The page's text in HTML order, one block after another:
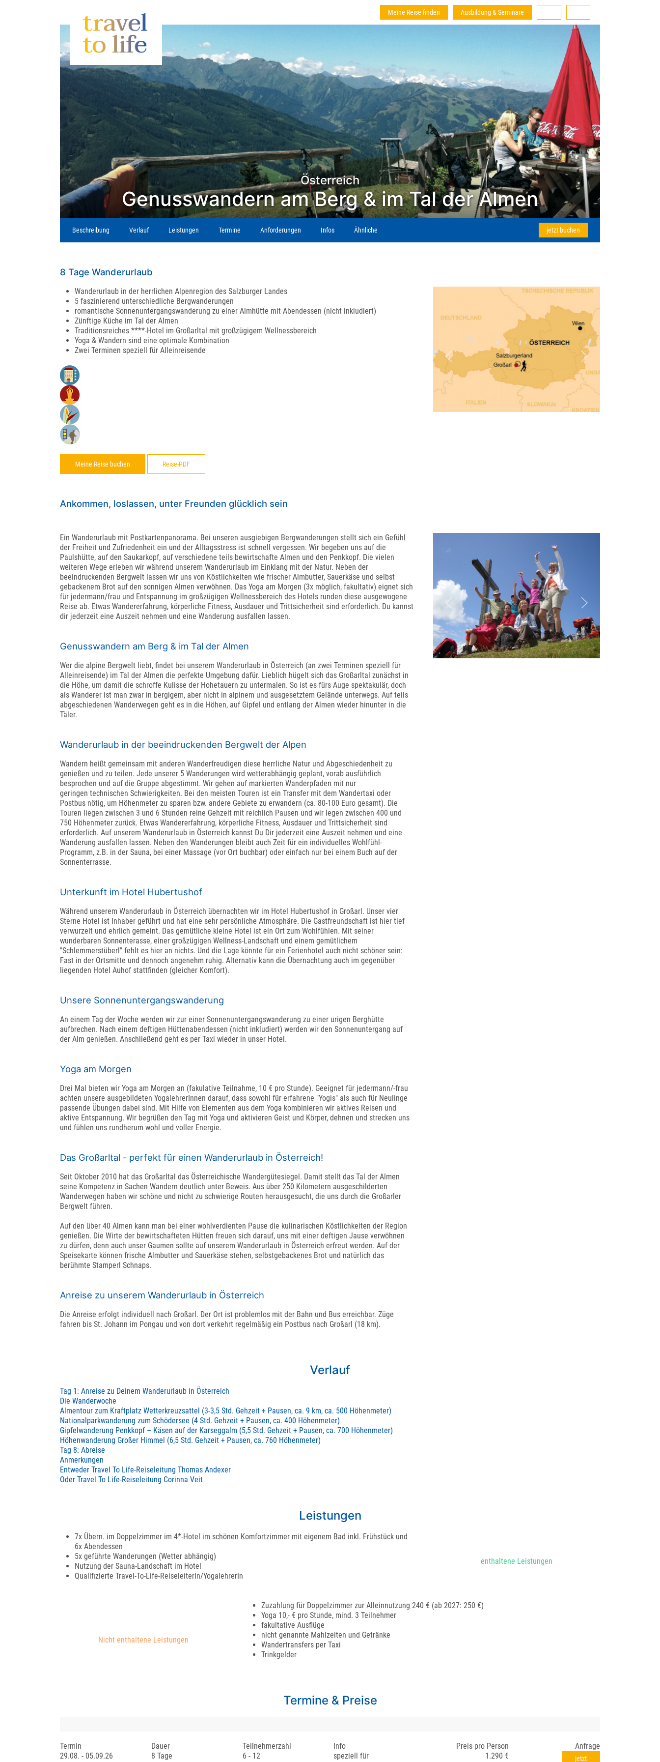
Meine Reise finden Ausbildung & Seminare
Österreich
Genusswandern am Berg & im Tal der Almen
Beschreibung Verlauf Leistungen Termine Anforderungen Infos Ähnliche jetzt buchen
8 Tage Wanderurlaub
Wanderurlaub in der herrlichen Alpenregion des Salzburger Landes
5 faszinierend unterschiedliche Bergwanderungen
romantische Sonnenuntergangswanderung zu einer Almhütte mit Abendessen (nicht inkludiert)
Zünftige Küche im Tal der Almen
Traditionsreiches ****-Hotel im Großarltal mit großzügigem Wellnessbereich
Yoga & Wandern sind eine optimale Kombination
Zwei Terminen speziell für Alleinreisende
Meine Reise buchen Reise-PDF
Ankommen, loslassen, unter Freunden glücklich sein
Ein Wanderurlaub mit Postkartenpanorama. Bei unseren ausgiebigen Bergwanderungen stellt sich ein Gefühl
der Freiheit und Zufriedenheit ein und der Alltagsstress ist schnell vergessen. Wir begeben uns auf die
Paulshütte, auf den Saukarkopf, auf verschiedene teils bewirtschafte Almen und den Penkkopf. Die vielen
weiteren Wege erleben wir während unserem Wanderurlaub im Einklang mit der Natur. Neben der
beeindruckenden Bergwelt lassen wir uns von Köstlichkeiten wie frischer Almbutter, Sauerkäse und selbst
gebackenem Brot auf den sonnigen Almen verwöhnen. Das Yoga am Morgen (3x möglich, fakultativ) eignet sich
für jedermann/frau und Entspannung im großzügigen Wellnessbereich des Hotels runden diese ausgewogene
Reise ab. Etwas Wandererfahrung, körperliche Fitness, Ausdauer und Trittsicherheit sind erforderlich. Du kannst
dir jederzeit eine Auszeit nehmen und eine Wanderung ausfallen lassen.
Genusswandern am Berg & im Tal der Almen
Wer die alpine Bergwelt liebt, findet bei unserem Wanderurlaub in Österreich (an zwei Terminen speziell für
Alleinreisende) im Tal der Almen die perfekte Umgebung dafür. Lieblich hügelt sich das Großarltal zunächst in
die Höhe, um damit die schroffe Kulisse der Hohetauern zu untermalen. So ist es fürs Auge spektakulär, doch
als Wanderer ist man zwar in bergigem, aber nicht in alpinem und ausgesetztem Gelände unterwegs. Auf teils
abgeschiedenen Wanderwegen geht es in die Höhen, auf Gipfel und entlang der Almen wieder hinunter in die
Täler.
Wanderurlaub in der beeindruckenden Bergwelt der Alpen
Wandern heißt gemeinsam mit anderen Wanderfreudigen diese herrliche Natur und Abgeschiedenheit zu
genießen und zu teilen. Jede unserer 5 Wanderungen wird wetterabhängig geplant, vorab ausführlich
besprochen und auf die Gruppe abgestimmt. Wir gehen auf markierten Wanderpfaden mit nur
geringen technischen Schwierigkeiten. Bei den meisten Touren ist ein Transfer mit dem Wandertaxi oder
Postbus nötig, um Höhenmeter zu sparen bzw. andere Gebiete zu erwandern (ca. 80-100 Euro gesamt). Die
Touren liegen zwischen 3 und 6 Stunden reine Gehzeit mit reichlich Pausen und wir legen zwischen 400 und
750 Höhenmeter zurück. Etwas Wandererfahrung, körperliche Fitness, Ausdauer und Trittsicherheit sind
erforderlich. Auf unserem Wanderurlaub in Österreich kannst Du Dir jederzeit eine Auszeit nehmen und eine
Wanderung ausfallen lassen. Neben den Wanderungen bleibt auch Zeit für ein individuelles Wohlfühl-
Programm, z.B. in der Sauna, bei einer Massage (vor Ort buchbar) oder einfach nur bei einem Buch auf der
Sonnenterrasse.
Unterkunft im Hotel Hubertushof
Während unserem Wanderurlaub in Österreich übernachten wir im Hotel Hubertushof in Großarl. Unser vier
Sterne Hotel ist Inhaber geführt und hat eine sehr persönliche Atmosphäre. Die Gastfreundschaft ist hier tief
verwurzelt und ehrlich gemeint. Das gemütliche kleine Hotel ist ein Ort zum Wohlfühlen. Mit seiner
wunderbaren Sonnenterasse, einer großzügigen Wellness-Landschaft und einem gemütlichem
"Schlemmerstüberl" fehlt es hier an nichts. Und die Lage könnte für ein Ferienhotel auch nicht schöner sein:
Fast in der Ortsmitte und dennoch angenehm ruhig. Alternativ kann die Übernachtung auch im gegenüber
liegenden Hotel Auhof stattfinden (gleicher Komfort).
Unsere Sonnenuntergangswanderung
An einem Tag der Woche werden wir zur einer Sonnenuntergangswanderung zu einer urigen Berghütte
aufbrechen. Nach einem deftigen Hüttenabendessen (nicht inkludiert) werden wir den Sonnenuntergang auf
der Alm genießen. Anschließend geht es per Taxi wieder in unser Hotel.
Yoga am Morgen
Drei Mal bieten wir Yoga am Morgen an (fakulative Teilnahme, 10 € pro Stunde). Geeignet für jedermann/-frau
achten unsere ausgebildeten YogalehrerInnen darauf, dass sowohl für erfahrene "Yogis" als auch für Neulinge
passende Übungen dabei sind. Mit Hilfe von Elementen aus dem Yoga kombinieren wir aktives Reisen und
aktive Entspannung. Wir begrüßen den Tag mit Yoga und aktivieren Geist und Körper, dehnen und strecken uns
und fühlen uns rundherum wohl und voller Energie.
Das Großarltal - perfekt für einen Wanderurlaub in Österreich!
Seit Oktober 2010 hat das Großarltal das Österreichische Wandergütesiegel. Damit stellt das Tal der Almen
seine Kompetenz in Sachen Wandern deutlich unter Beweis. Aus über 250 Kilometern ausgeschilderten
Wanderwegen haben wir schöne und nicht zu schwierige Routen herausgesucht, die uns durch die Großarler
Bergwelt führen.
Auf den über 40 Almen kann man bei einer wohlverdienten Pause die kulinarischen Köstlichkeiten der Region
genießen. Die Wirte der bewirtschafteten Hütten freuen sich darauf, uns mit einer deftigen Jause verwöhnen
zu dürfen, denn auch unser Gaumen sollte auf unserem Wanderurlaub in Österreich erfreut werden. Auf der
Speisekarte können frische Almbutter und Sauerkäse stehen, selbstgebackenes Brot und natürlich das
berühmte Stamperl Schnaps.
Anreise zu unserem Wanderurlaub in Österreich
Die Anreise erfolgt individuell nach Großarl. Der Ort ist problemlos mit der Bahn und Bus erreichbar. Züge
fahren bis St. Johann im Pongau und von dort verkehrt regelmäßig ein Postbus nach Großarl (18 km).
Verlauf
Tag 1: Anreise zu Deinem Wanderurlaub in Österreich
Die Wanderwoche
Almentour zum Kraftplatz Wetterkreuzsattel (3-3,5 Std. Gehzeit + Pausen, ca. 9 km, ca. 500 Höhenmeter)
Nationalparkwanderung zum Schödersee (4 Std. Gehzeit + Pausen, ca. 400 Höhenmeter)
Gipfelwanderung Penkkopf – Käsen auf der Karseggalm (5,5 Std. Gehzeit + Pausen, ca. 700 Höhenmeter)
Höhenwanderung Großer Himmel (6,5 Std. Gehzeit + Pausen, ca. 760 Höhenmeter)
Tag 8: Abreise
Anmerkungen
Entweder Travel To Life-Reiseleitung Thomas Andexer
Oder Travel To Life-Reiseleitung Corinna Veit
Leistungen
enthaltene Leistungen
7x Übern. im Doppelzimmer im 4*-Hotel im schönen Komfortzimmer mit eigenem Bad inkl. Frühstück und
6x Abendessen
5x geführte Wanderungen (Wetter abhängig)
Nutzung der Sauna-Landschaft im Hotel
Qualifizierte Travel-To-Life-ReiseleiterIn/YogalehrerIn
Nicht enthaltene Leistungen
Zuzahlung für Doppelzimmer zur Alleinnutzung 240 € (ab 2027: 250 €)
Yoga 10,- € pro Stunde, mind. 3 Teilnehmer
fakultative Ausflüge
nicht genannte Mahlzeiten und Getränke
Wandertransfers per Taxi
Trinkgelder
Termine & Preise
Termin Dauer Teilnehmerzahl Info Preis pro Person
Anfrage
29.08. - 05.09.26
8 Tage 6 - 12
speziell für
1.290 € jetzt